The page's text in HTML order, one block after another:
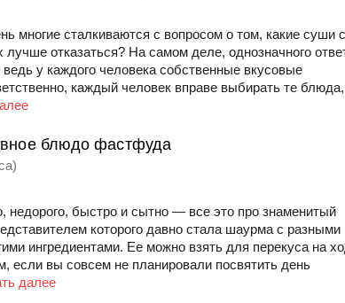
многие сталкиваются с вопросом о том, какие суши
лучше отказаться? На самом деле, однозначного
у каждого человека собственные вкусовые
каждый человек вправе выбирать те блюда,
блюдо фастфуда
недорого, быстро и сытно — все это про знаменитый
которого давно стала шаурма с разными
ингредиентами. Ее можно взять для перекуса на
если вы совсем не планировали посвятить день
далее